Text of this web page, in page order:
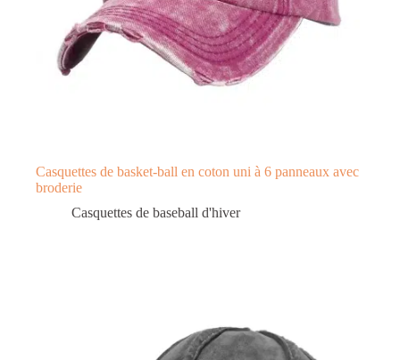
Casquettes de basket-ball en coton uni à 6 panneaux avec
broderie
Casquettes de baseball d'hiver